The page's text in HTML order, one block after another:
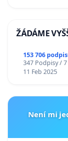
ŽÁDÁME
153 706
347 Podpisy /
11 Feb 2025
Není mi